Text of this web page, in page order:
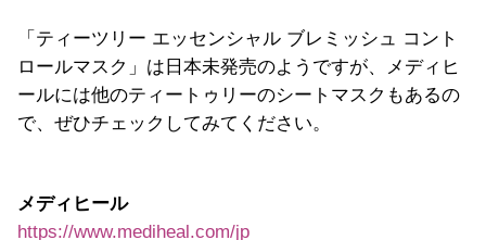
「ティーツリー エッセンシャル ブレミッシュ コント
ロールマスク」は日本未発売のようですが、メディヒ
ールには他のティートゥリーのシートマスクもあるの
で、ぜひチェックしてみてください。
メディヒール
https://www.mediheal.com/jp